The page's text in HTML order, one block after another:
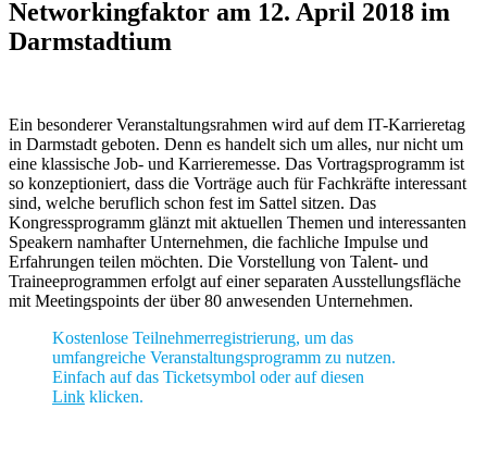
Networkingfaktor am 12. April 2018 im
Darmstadtium
Ein besonderer Veranstaltungsrahmen wird auf dem IT-Karrieretag
in Darmstadt geboten. Denn es handelt sich um alles, nur nicht um
eine klassische Job- und Karrieremesse. Das Vortragsprogramm ist
so konzeptioniert, dass die Vorträge auch für Fachkräfte interessant
sind, welche beruflich schon fest im Sattel sitzen. Das
Kongressprogramm glänzt mit aktuellen Themen und interessanten
Speakern namhafter Unternehmen, die fachliche Impulse und
Erfahrungen teilen möchten. Die Vorstellung von Talent- und
Traineeprogrammen erfolgt auf einer separaten Ausstellungsfläche
mit Meetingspoints der über 80 anwesenden Unternehmen.
Kostenlose Teilnehmerregistrierung, um das
umfangreiche Veranstaltungsprogramm zu nutzen.
Einfach auf das Ticketsymbol oder auf diesen
Link klicken.